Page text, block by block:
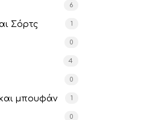
6
Σόρτς 1
0
4
0
μπουφάν 1
0